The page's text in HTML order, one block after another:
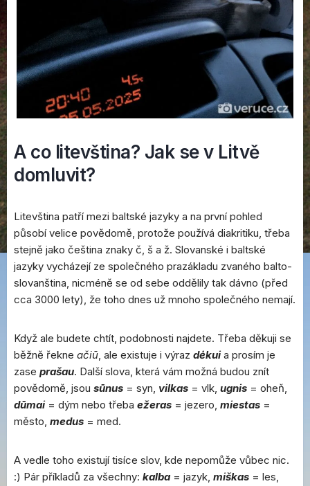
A co litevština? Jak se v Litvě
domluvit?
Litevština patří mezi baltské jazyky a na první pohled
působí velice povědomě, protože používá diakritiku, třeba
stejně jako čeština znaky č, š a ž. Slovanské i baltské
jazyky vycházejí ze společného prazákladu zvaného balto-
slovanština, nicméně se od sebe oddělily tak dávno (před
cca 3000 lety), že toho dnes už mnoho společného nemají.
Když ale budete chtít, podobnosti najdete. Třeba děkuji se
běžně řekne ačiū, ale existuje i výraz dėkuia prosím je
zase prašau. Další slova, která vám možná budou znít
povědomě, jsou sūnus = syn, vilkas = vlk, ugnis = oheň,
dūmai = dým nebo třeba ežeras = jezero, miestas =
město, medus = med.
A vedle toho existují tisíce slov, kde nepomůže vůbec nic.
:) Pár příkladů za všechny: kalba = jazyk, miškas = les,